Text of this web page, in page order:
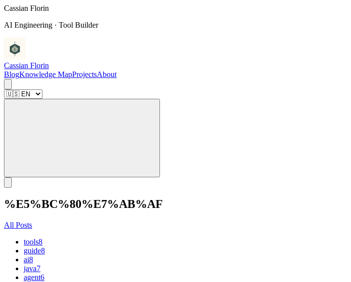
Cassian Florin
AI Engineering · Tool Builder
Cassian Florin
BlogKnowledge MapProjectsAbout
%E5%BC%80%E7%AB%AF
All Posts
tools8
guide8
ai8
java7
agent6